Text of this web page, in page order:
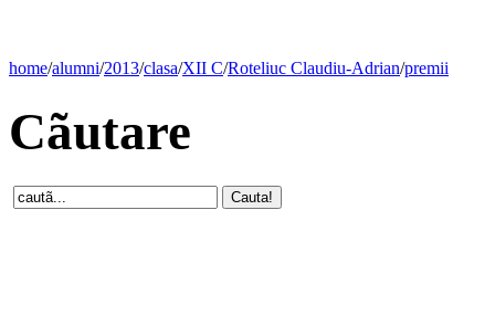
home/alumni/2013/clasa/XII C/Roteliuc Claudiu-Adrian/premii
Cãutare